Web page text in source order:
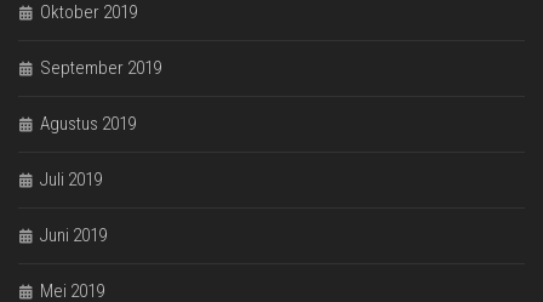
Oktober 2019
September 2019
Agustus 2019
Juli 2019
Juni 2019
Mei 2019